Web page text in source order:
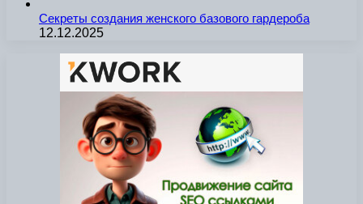
Секреты создания женского базового гардероба
12.12.2025